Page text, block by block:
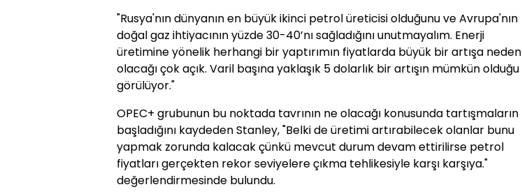
"Rusya'nın dünyanın en büyük ikinci petrol üreticisi olduğunu ve Avrupa'nın
doğal gaz ihtiyacının yüzde 30-40’nı sağladığını unutmayalım. Enerji
üretimine yönelik herhangi bir yaptırımın fiyatlarda büyük bir artışa neden
olacağı çok açık. Varil başına yaklaşık 5 dolarlık bir artışın mümkün olduğu
görülüyor."
OPEC+ grubunun bu noktada tavrının ne olacağı konusunda tartışmaların
başladığını kaydeden Stanley, "Belki de üretimi artırabilecek olanlar bunu
yapmak zorunda kalacak çünkü mevcut durum devam ettirilirse petrol
fiyatları gerçekten rekor seviyelere çıkma tehlikesiyle karşı karşıya."
değerlendirmesinde bulundu.